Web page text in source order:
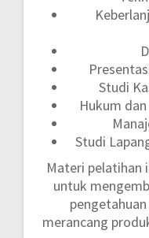
Studi
Hukum
Studi
Materi pelatihan
untuk
merancang